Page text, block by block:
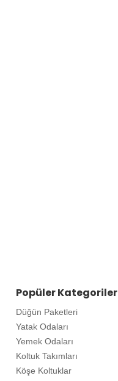
Popüler Kategoriler
Düğün Paketleri
Yatak Odaları
Yemek Odaları
Koltuk Takımları
Köşe Koltuklar